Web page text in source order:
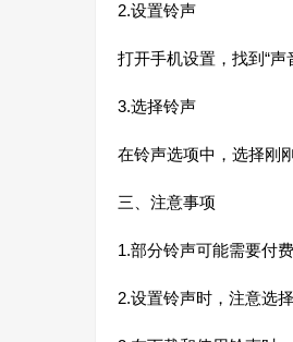
2.设置铃声
打开手机设置，找到“声
3.选择铃声
在铃声选项中，选择刚
三、注意事项
1.部分铃声可能需要付
2.设置铃声时，注意选